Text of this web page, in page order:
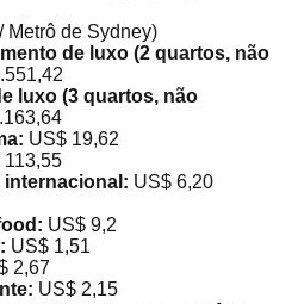
Metrô de Sydney)
de luxo (2 quartos, não
luxo (3 quartos, não
US$ 19,62
113,55
internacional: US$ 6,20
US$ 9,2
US$ 1,51
2,67
US$ 2,15